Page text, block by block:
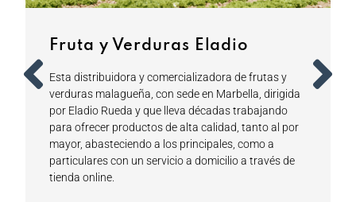
Fruta y Verduras Eladio
Esta distribuidora y comercializadora de frutas y
verduras malagueña, con sede en Marbella, dirigida
por Eladio Rueda y que lleva décadas trabajando
para ofrecer productos de alta calidad, tanto al por
mayor, abasteciendo a los principales, como a
particulares con un servicio a domicilio a través de
tienda online.